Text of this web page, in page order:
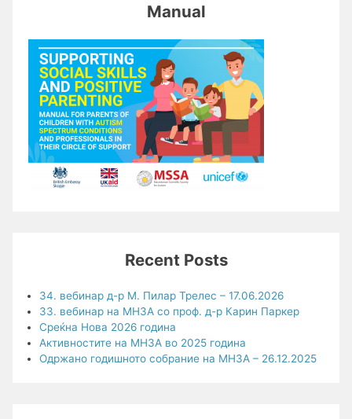
Manual
Recent Posts
34. вебинар д-р М. Пилар Трелес – 17.06.2026
33. вебинар на МНЗА со проф. д-р Карин Паркер
Среќна Нова 2026 година
Активностите на МНЗА во 2025 година
Одржано годишното собрание на МНЗА – 26.12.2025